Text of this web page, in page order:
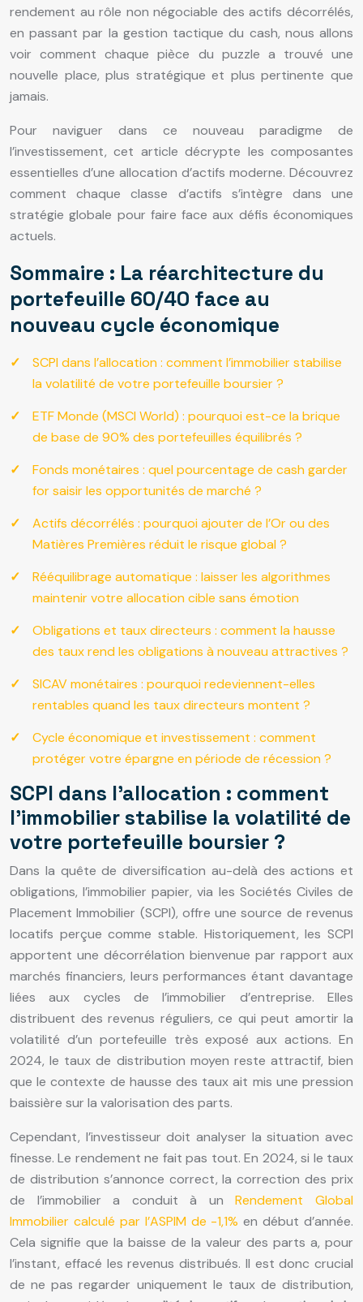
rendement au rôle non négociable des actifs décorrélés,
en passant par la gestion tactique du cash, nous allons
voir comment chaque pièce du puzzle a trouvé une
nouvelle place, plus stratégique et plus pertinente que
jamais.
Pour naviguer dans ce nouveau paradigme de
l’investissement, cet article décrypte les composantes
essentielles d’une allocation d’actifs moderne. Découvrez
comment chaque classe d’actifs s’intègre dans une
stratégie globale pour faire face aux défis économiques
actuels.
Sommaire : La réarchitecture du
portefeuille 60/40 face au
nouveau cycle économique
SCPI dans l’allocation : comment l’immobilier stabilise
la volatilité de votre portefeuille boursier ?
ETF Monde (MSCI World) : pourquoi est-ce la brique
de base de 90% des portefeuilles équilibrés ?
Fonds monétaires : quel pourcentage de cash garder
for saisir les opportunités de marché ?
Actifs décorrélés : pourquoi ajouter de l’Or ou des
Matières Premières réduit le risque global ?
Rééquilibrage automatique : laisser les algorithmes
maintenir votre allocation cible sans émotion
Obligations et taux directeurs : comment la hausse
des taux rend les obligations à nouveau attractives ?
SICAV monétaires : pourquoi redeviennent-elles
rentables quand les taux directeurs montent ?
Cycle économique et investissement : comment
protéger votre épargne en période de récession ?
SCPI dans l’allocation : comment
l’immobilier stabilise la volatilité de
votre portefeuille boursier ?
Dans la quête de diversification au-delà des actions et
obligations, l’immobilier papier, via les Sociétés Civiles de
Placement Immobilier (SCPI), offre une source de revenus
locatifs perçue comme stable. Historiquement, les SCPI
apportent une décorrélation bienvenue par rapport aux
marchés financiers, leurs performances étant davantage
liées aux cycles de l’immobilier d’entreprise. Elles
distribuent des revenus réguliers, ce qui peut amortir la
volatilité d’un portefeuille très exposé aux actions. En
2024, le taux de distribution moyen reste attractif, bien
que le contexte de hausse des taux ait mis une pression
baissière sur la valorisation des parts.
Cependant, l’investisseur doit analyser la situation avec
finesse. Le rendement ne fait pas tout. En 2024, si le taux
de distribution s’annonce correct, la correction des prix
de l’immobilier a conduit à unRendement Global
Immobilier calculé par l’ASPIM de -1,1% en début d’année.
Cela signifie que la baisse de la valeur des parts a, pour
l’instant, effacé les revenus distribués. Il est donc crucial
de ne pas regarder uniquement le taux de distribution,